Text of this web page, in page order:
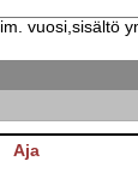
vuosi,sisältö
Aja